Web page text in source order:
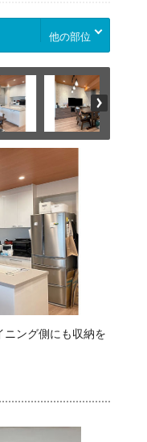
他の部位
ニング側にも収納を